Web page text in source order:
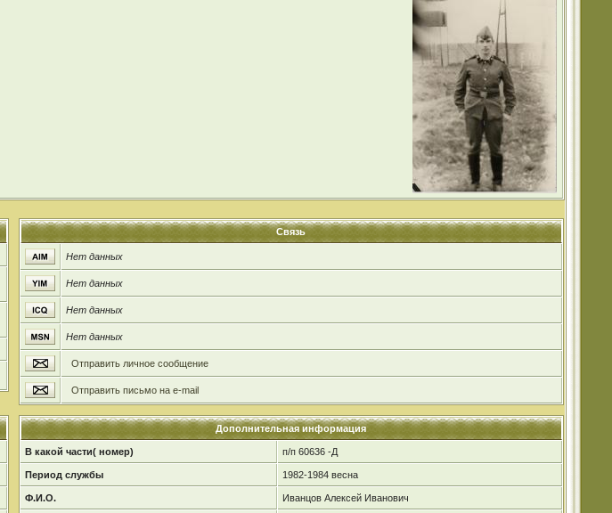
Связь
Нет данных
Нет данных
Нет данных
Нет данных
Отправить личное сообщение
Отправить письмо на e-mail
Дополнительная информация
В какой части( номер) п/п 60636 -Д
Период службы 1982-1984 весна
Ф.И.О. Иванцов Алексей Иванович